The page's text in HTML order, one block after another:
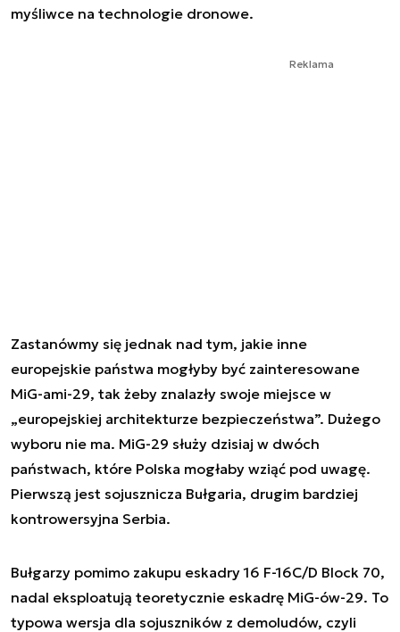
myśliwce na technologie dronowe.
Reklama
Zastanówmy się jednak nad tym, jakie inne
europejskie państwa mogłyby być zainteresowane
MiG-ami-29, tak żeby znalazły swoje miejsce w
„europejskiej architekturze bezpieczeństwa”. Dużego
wyboru nie ma. MiG-29 służy dzisiaj w dwóch
państwach, które Polska mogłaby wziąć pod uwagę.
Pierwszą jest sojusznicza Bułgaria, drugim bardziej
kontrowersyjna Serbia.
Bułgarzy pomimo zakupu eskadry 16 F-16C/D Block 70,
nadal eksploatują teoretycznie eskadrę MiG-ów-29. To
typowa wersja dla sojuszników z demoludów, czyli